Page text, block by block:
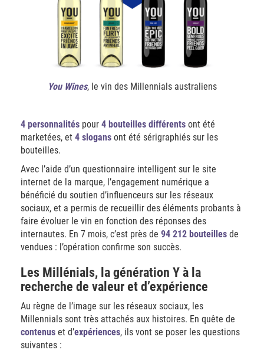
You Wines, le vin des Millennials australiens
4 personnalités pour 4 bouteilles différents ont été
marketées, et 4 slogans ont été sérigraphiés sur les
bouteilles.
Avec l’aide d’un questionnaire intelligent sur le site
internet de la marque, l’engagement numérique a
bénéficié du soutien d’influenceurs sur les réseaux
sociaux, et a permis de recueillir des éléments probants à
faire évoluer le vin en fonction des réponses des
internautes. En 7 mois, c’est près de 94 212 bouteilles de
vendues : l’opération confirme son succès.
Les Millénials, la génération Y à la
recherche de valeur et d’expérience
Au règne de l’image sur les réseaux sociaux, les
Millennials sont très attachés aux histoires. En quête de
contenus et d’expériences, ils vont se poser les questions
suivantes :